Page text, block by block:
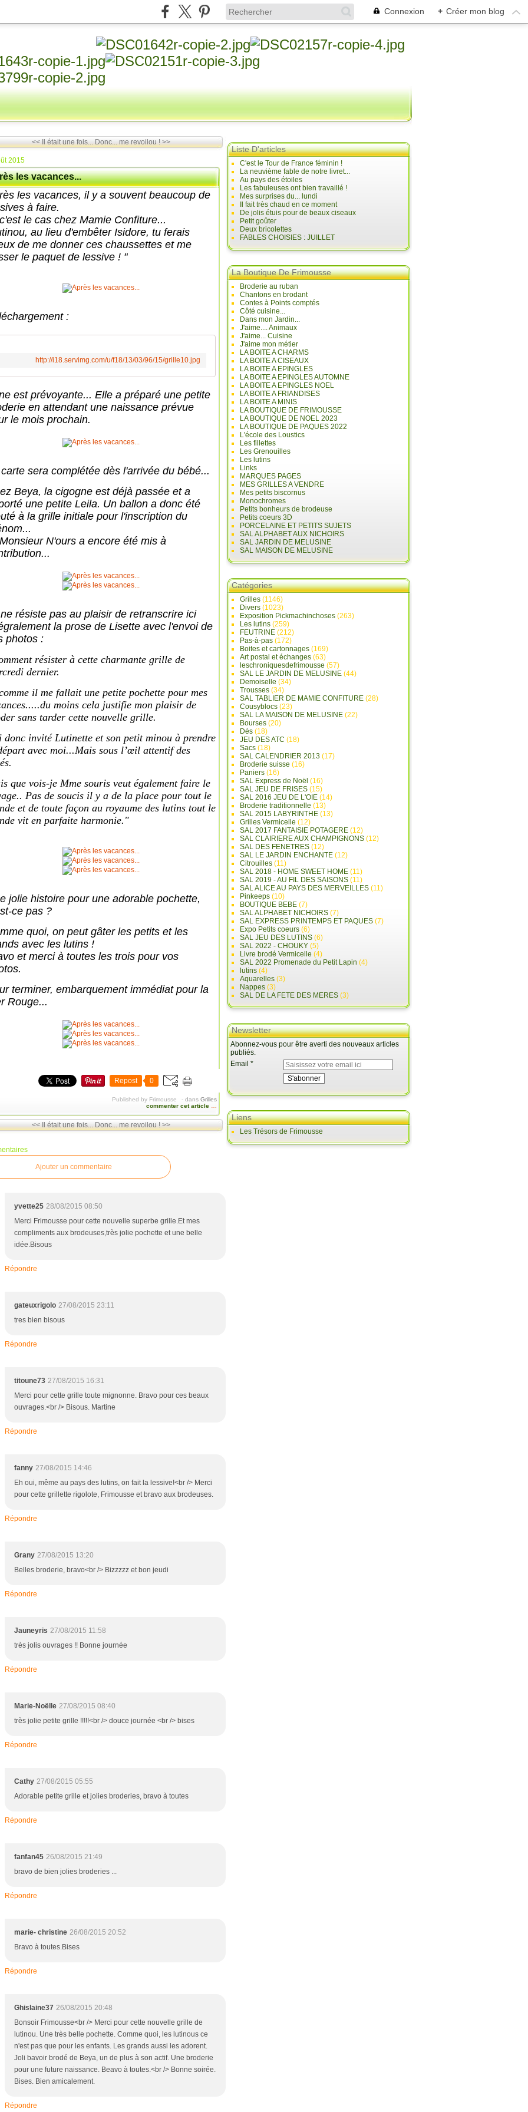
Connexion + Créer mon blog
<< Il était une fois... Donc... me revoilou ! >>
2015
les vacances...
les vacances, il y a souvent beaucoup de
à faire.
le cas chez Mamie Confiture...
au lieu d'embêter Isidore, tu ferais
de me donner ces chaussettes et me
le paquet de lessive ! "
:
http://i18.servimg.com/u/f18/13/03/96/15/grille10.jpg
est prévoyante... Elle a préparé une petite
en attendant une naissance prévue
le mois prochain.
sera complétée dès l'arrivée du bébé...
Beya, la cigogne est déjà passée et a
une petite Leila. Un ballon a donc été
à la grille initiale pour l'inscription du
N'ours a encore été mis à
résiste pas au plaisir de retranscrire ici
la prose de Lisette avec l'envoi de
photos :
résister à cette charmante grille de
dernier.
il me fallait une petite pochette pour mes
moins cela justifie mon plaisir de
sans tarder cette nouvelle grille.
donc invité Lutinette et son petit minou à prendre
avec moi...Mais sous l’œil attentif des
que vois-je Mme souris veut également faire le
Pas de soucis il y a de la place pour tout le
et de toute façon au royaume des lutins tout le
vit en parfaite harmonie."
jolie histoire pour une adorable pochette,
ce pas ?
quoi, on peut gâter les petits et les
avec les lutins !
et merci à toutes les trois pour vos
terminer, embarquement immédiat pour la
Rouge...
Repost 0
Published by Frimousse - dans Grilles
commenter cet article
<< Il était une fois... Donc... me revoilou ! >>
Ajouter un commentaire
yvette25 28/08/2015 08:50
Merci Frimousse pour cette nouvelle superbe grille.Et mes
compliments aux brodeuses,très jolie pochette et une belle
idée.Bisous
Répondre
gateuxrigolo 27/08/2015 23:11
tres bien bisous
Répondre
titoune73 27/08/2015 16:31
Merci pour cette grille toute mignonne. Bravo pour ces beaux
ouvrages.<br /> Bisous. Martine
Répondre
fanny 27/08/2015 14:46
Eh oui, même au pays des lutins, on fait la lessive!<br /> Merci
pour cette grillette rigolote, Frimousse et bravo aux brodeuses.
Répondre
Grany 27/08/2015 13:20
Belles broderie, bravo<br /> Bizzzzz et bon jeudi
Répondre
Jauneyris 27/08/2015 11:58
très jolis ouvrages !! Bonne journée
Répondre
Marie-Noëlle 27/08/2015 08:40
très jolie petite grille !!!!!<br /> douce journée <br /> bises
Répondre
Cathy 27/08/2015 05:55
Adorable petite grille et jolies broderies, bravo à toutes
Répondre
fanfan45 26/08/2015 21:49
bravo de bien jolies broderies ...
Répondre
marie- christine 26/08/2015 20:52
Bravo à toutes.Bises
Répondre
Ghislaine37 26/08/2015 20:48
Bonsoir Frimousse<br /> Merci pour cette nouvelle grille de
lutinou. Une très belle pochette. Comme quoi, les lutinous ce
n'est pas que pour les enfants. Les grands aussi les adorent.
Joli bavoir brodé de Beya, un de plus à son actif. Une broderie
pour une future naissance. Beavo à toutes.<br /> Bonne soirée.
Bises. Bien amicalement.
Répondre
Liste D'articles
C'est le Tour de France féminin !
La neuvième fable de notre livret...
Au pays des étoiles
Les fabuleuses ont bien travaillé !
Mes surprises du... lundi
Il fait très chaud en ce moment
De jolis étuis pour de beaux ciseaux
Petit goûter
Deux bricolettes
FABLES CHOISIES : JUILLET
La Boutique De Frimousse
Broderie au ruban
Chantons en brodant
Contes à Points comptés
Côté cuisine...
Dans mon Jardin...
J'aime.... Animaux
J'aime... Cuisine
J'aime mon métier
LA BOITE A CHARMS
LA BOITE A CISEAUX
LA BOITE A EPINGLES
LA BOITE A EPINGLES AUTOMNE
LA BOITE A EPINGLES NOEL
LA BOITE A FRIANDISES
LA BOITE A MINIS
LA BOUTIQUE DE FRIMOUSSE
LA BOUTIQUE DE NOEL 2023
LA BOUTIQUE DE PAQUES 2022
L'école des Loustics
Les fillettes
Les Grenouilles
Les lutins
Links
MARQUES PAGES
MES GRILLES A VENDRE
Mes petits biscornus
Monochromes
Petits bonheurs de brodeuse
Petits coeurs 3D
PORCELAINE ET PETITS SUJETS
SAL ALPHABET AUX NICHOIRS
SAL JARDIN DE MELUSINE
SAL MAISON DE MELUSINE
Catégories
Grilles (1146)
Divers (1023)
Exposition Pickmachinchoses (263)
Les lutins (259)
FEUTRINE (212)
Pas-à-pas (172)
Boites et cartonnages (169)
Art postal et échanges (63)
leschroniquesdefrimousse (57)
SAL LE JARDIN DE MELUSINE (44)
Demoiselle (34)
Trousses (34)
SAL TABLIER DE MAMIE CONFITURE (28)
Cousyblocs (23)
SAL LA MAISON DE MELUSINE (22)
Bourses (20)
Dés (18)
JEU DES ATC (18)
Sacs (18)
SAL CALENDRIER 2013 (17)
Broderie suisse (16)
Paniers (16)
SAL Express de Noël (16)
SAL JEU DE FRISES (15)
SAL 2016 JEU DE L'OIE (14)
Broderie traditionnelle (13)
SAL 2015 LABYRINTHE (13)
Grilles Vermicelle (12)
SAL 2017 FANTAISIE POTAGERE (12)
SAL CLAIRIERE AUX CHAMPIGNONS (12)
SAL DES FENETRES (12)
SAL LE JARDIN ENCHANTE (12)
Citrouilles (11)
SAL 2018 - HOME SWEET HOME (11)
SAL 2019 - AU FIL DES SAISONS (11)
SAL ALICE AU PAYS DES MERVEILLES (11)
Pinkeeps (10)
BOUTIQUE BEBE (7)
SAL ALPHABET NICHOIRS (7)
SAL EXPRESS PRINTEMPS ET PAQUES (7)
Expo Petits coeurs (6)
SAL JEU DES LUTINS (6)
SAL 2022 - CHOUKY (5)
Livre brodé Vermicelle (4)
SAL 2022 Promenade du Petit Lapin (4)
lutins (4)
Aquarelles (3)
Nappes (3)
SAL DE LA FETE DES MERES (3)
Newsletter
Abonnez-vous pour être averti des nouveaux articles
publiés.
Email
Liens
Les Trésors de Frimousse